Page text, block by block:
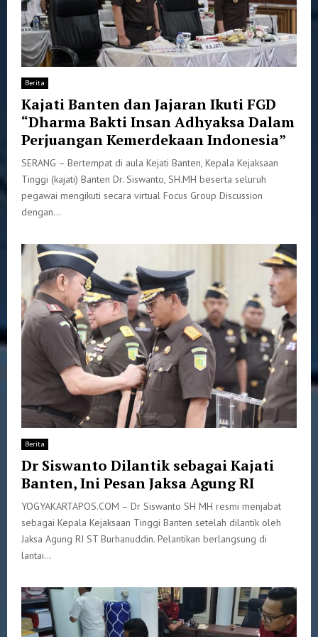
Berita
Kajati Banten dan Jajaran Ikuti FGD
“Dharma Bakti Insan Adhyaksa Dalam
Perjuangan Kemerdekaan Indonesia”
SERANG – Bertempat di aula Kejati Banten, Kepala Kejaksaan
Tinggi (kajati) Banten Dr. Siswanto, SH.MH beserta seluruh
pegawai mengikuti secara virtual Focus Group Discussion
dengan...
Berita
Dr Siswanto Dilantik sebagai Kajati
Banten, Ini Pesan Jaksa Agung RI
YOGYAKARTAPOS.COM – Dr Siswanto SH MH resmi menjabat
sebagai Kepala Kejaksaan Tinggi Banten setelah dilantik oleh
Jaksa Agung RI ST Burhanuddin. Pelantikan berlangsung di
lantai...